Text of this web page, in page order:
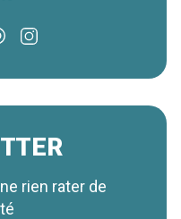
rien rater de